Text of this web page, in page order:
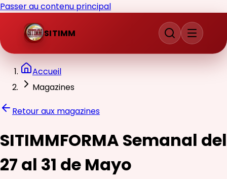
Passer au contenu principal
SITIMM
Accueil
Magazines
Retour aux magazines
SITIMMFORMA Semanal del
27 al 31 de Mayo